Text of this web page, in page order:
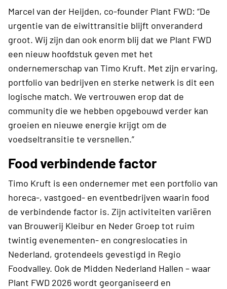
Marcel van der Heijden, co-founder Plant FWD: “De
urgentie van de eiwittransitie blijft onveranderd
groot. Wij zijn dan ook enorm blij dat we Plant FWD
een nieuw hoofdstuk geven met het
ondernemerschap van Timo Kruft. Met zijn ervaring,
portfolio van bedrijven en sterke netwerk is dit een
logische match. We vertrouwen erop dat de
community die we hebben opgebouwd verder kan
groeien en nieuwe energie krijgt om de
voedseltransitie te versnellen.”
Food verbindende factor
Timo Kruft is een ondernemer met een portfolio van
horeca-, vastgoed- en eventbedrijven waarin food
de verbindende factor is. Zijn activiteiten variëren
van Brouwerij Kleibur en Neder Groep tot ruim
twintig evenementen- en congreslocaties in
Nederland, grotendeels gevestigd in Regio
Foodvalley. Ook de Midden Nederland Hallen – waar
Plant FWD 2026 wordt georganiseerd en